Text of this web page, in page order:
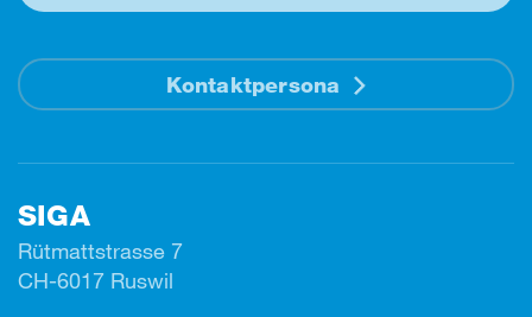
Kontaktpersona
SIGA
Rütmattstrasse 7
CH-6017 Ruswil